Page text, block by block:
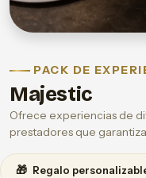
PACK DE
Majestic
Ofrece experiencias de
prestadores que
🎁 Regalo